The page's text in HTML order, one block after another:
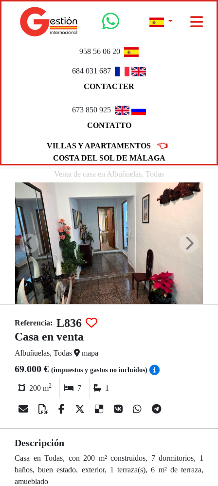
958 56 06 20
684 031 687
CONTACTER
673 850 925
CONTATTO
VILLAS Y APARTAMENTOS 👈
COSTA DEL SOL DE MÁLAGA
Venta de casa en Albuñuelas, Todas
Referencia: L836
Casa en venta
Albuñuelas, Todas mapa
69.000 € (impuestos y gastos no incluídos)
200 m2 7 1
Descripción
Casa en Todas, con 200 m² construidos, 7 dormitorios, 1
baños, buen estado, exterior, 1 terraza(s), 6 m² de terraza,
amueblado